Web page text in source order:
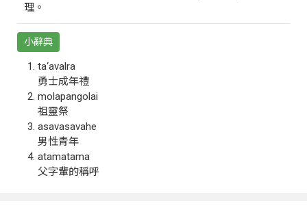
理。
小辭典
ta‘avalra
勇士成年禮
molapangolai
祖靈祭
asavasavahe
男性青年
atamatama
父字輩的稱呼